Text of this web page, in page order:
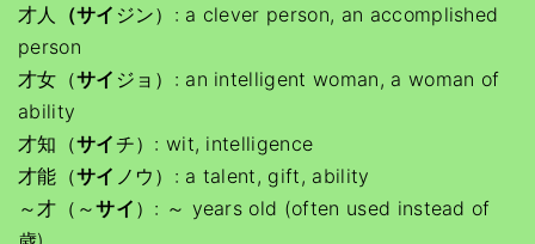
才人 （サイ ジン）: a clever person, an accomplished
person
才女（サイ ジョ）: an intelligent woman, a woman of
ability
才知（サイチ）: wit, intelligence
才能（サイ ノウ）: a talent, gift, ability
～才（～サイ ）: ～ years old (often used instead of